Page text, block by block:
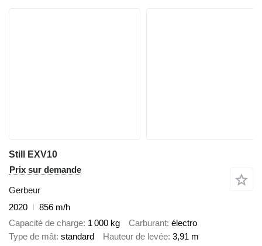
Still EXV10
Prix sur demande
Gerbeur
2020
856 m/h
Capacité de charge 1 000 kg Carburant électro
Type de mât standard Hauteur de levée 3,91 m